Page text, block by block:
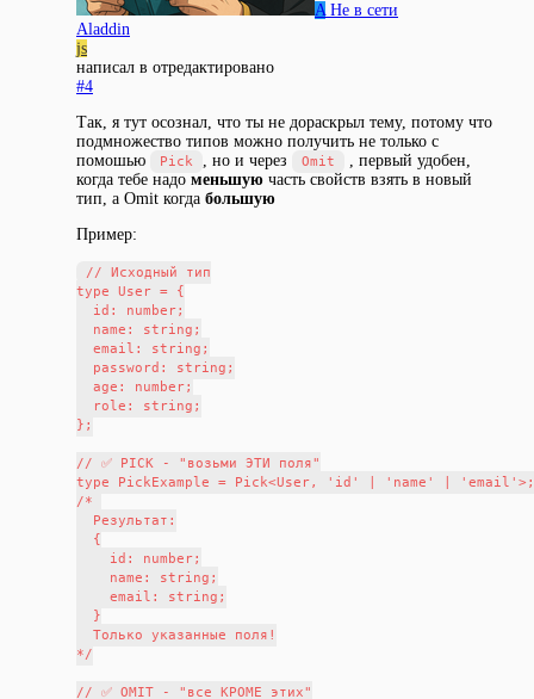
A Не в сети
Aladdin
js
написал в отредактировано
#4
Так, я тут осознал, что ты не дораскрыл тему, потому что
подмножество типов можно получить не только с
помошью
Pick , но и через Omit
, первый удобен,
когда тебе надо меньшую часть свойств взять в новый
тип, а Omit когда большую
Пример:
// Исходный тип
type User = {
  id: number;
  name: string;
  email: string;
  password: string;
  age: number;
  role: string;
};
// ✅ PICK - "возьми ЭТИ поля"
type PickExample = Pick<User, 'id' | 'name' | 'email'>;
/*
  Результат:
  {
    id: number;
    name: string;
    email: string;
  }
  Только указанные поля!
*/
// ✅ OMIT - "все КРОМЕ этих"